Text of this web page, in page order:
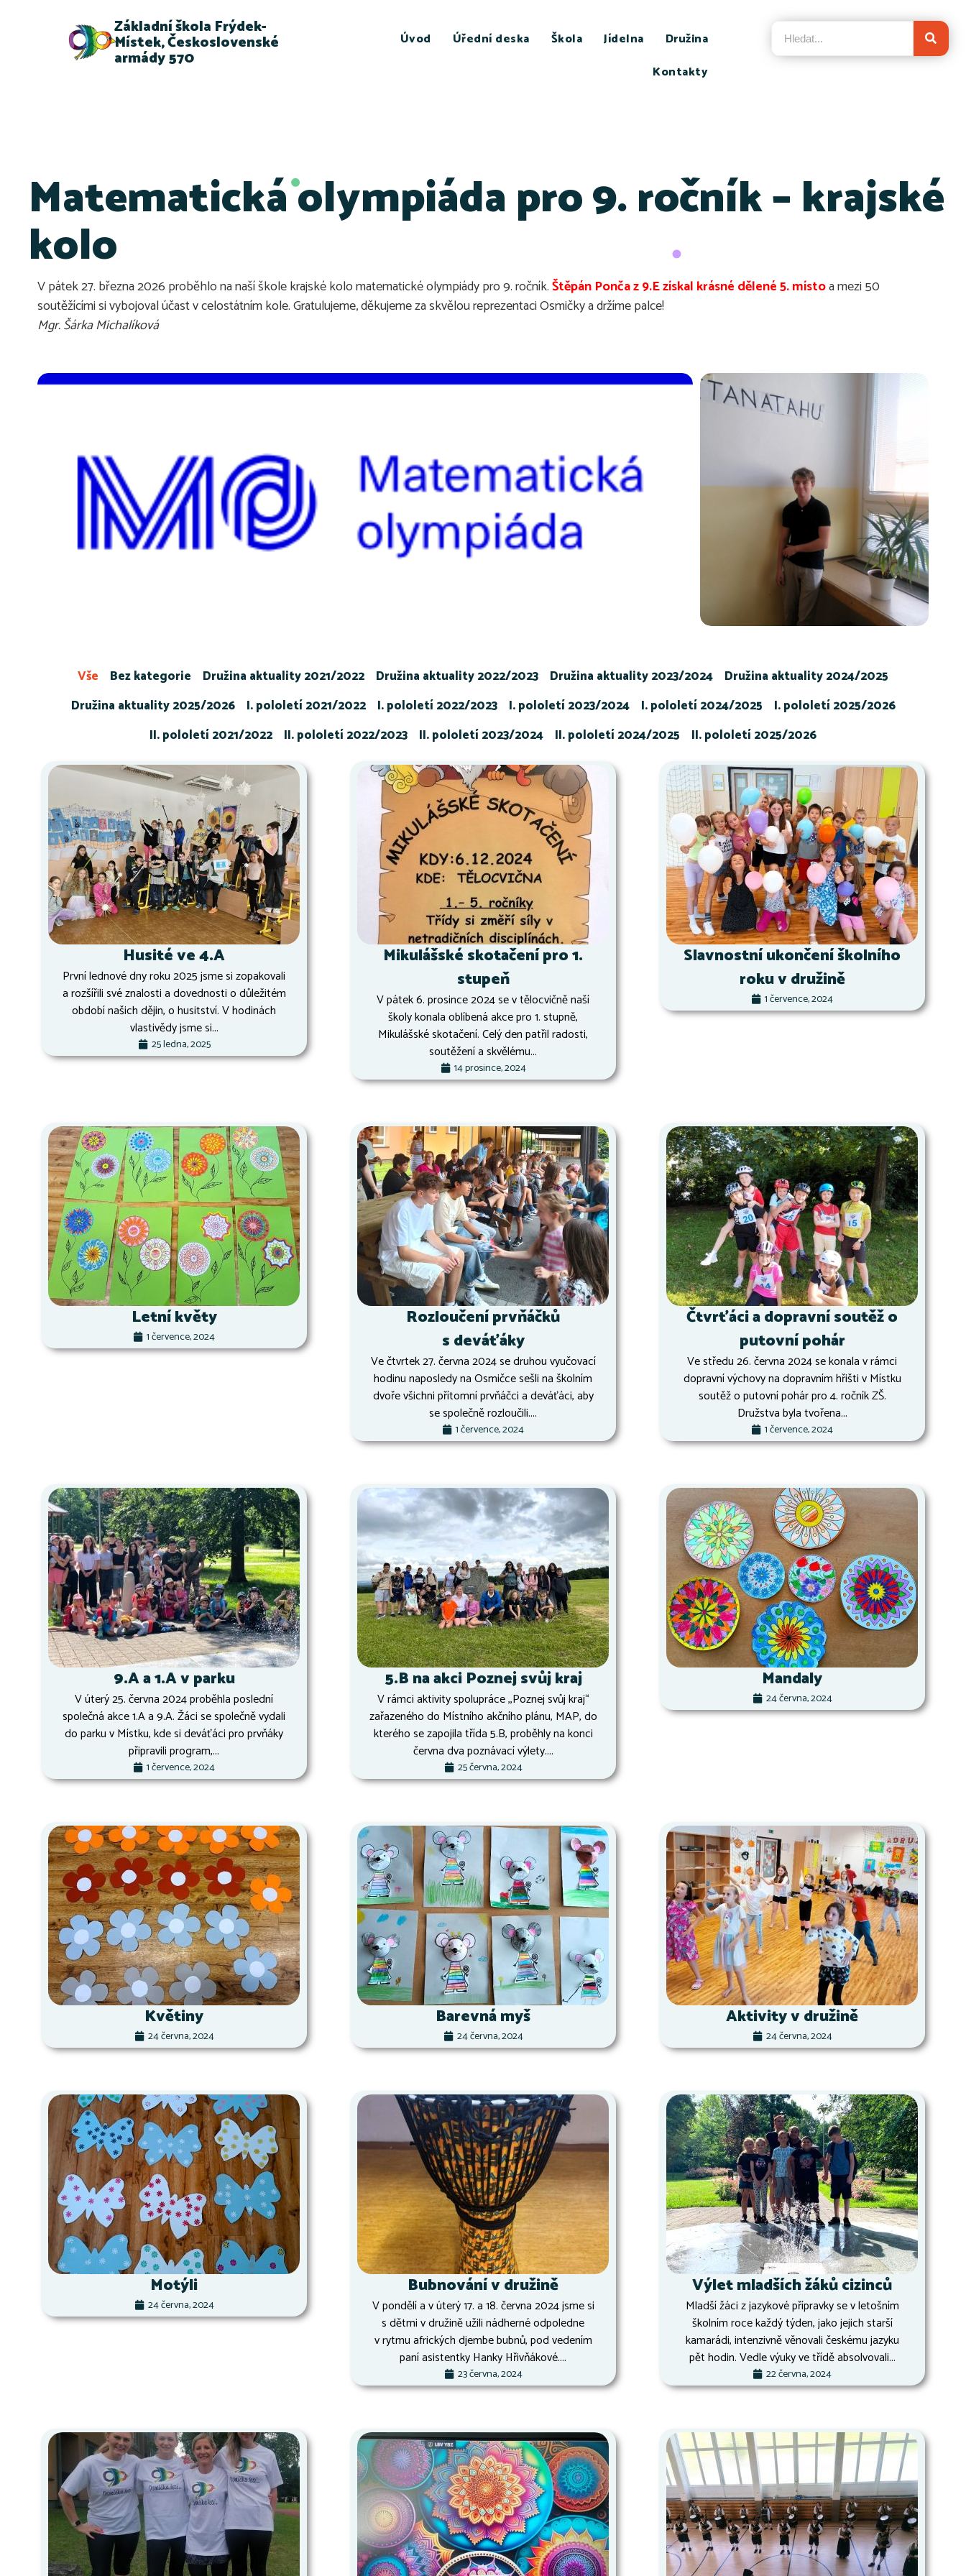
Základní škola Frýdek-
Místek, Československé
armády 570
Úvod Úřední deska Škola Jídelna
Družina
Kontakty
Matematická olympiáda pro 9. ročník – krajské
kolo
V pátek 27. března 2026 proběhlo na naší škole krajské kolo matematické olympiády pro 9. ročník.Štěpán Ponča z 9.E získal krásné dělené 5. místoa mezi 50
soutěžícími si vybojoval účast v celostátním kole. Gratulujeme, děkujeme za skvělou reprezentaci Osmičky a držíme palce!
Mgr. Šárka Michalíková
Bez kategorie Družina aktuality 2021/2022 Družina aktuality 2022/2023 Družina aktuality 2023/2024
Družina aktuality 2024/2025
Družina aktuality 2025/2026
I. pololetí 2021/2022 I. pololetí 2022/2023 I. pololetí 2023/2024 I. pololetí 2024/2025
I. pololetí 2025/2026
II. pololetí 2021/2022
II. pololetí 2022/2023 II. pololetí 2023/2024 II. pololetí 2024/2025 II. pololetí 2025/2026
Vše
Husité ve 4.A
První lednové dny roku 2025 jsme si zopakovali
a rozšířili své znalosti a dovednosti o důležitém
období našich dějin, o husitství. V hodinách
vlastivědy jsme si...
25 ledna, 2025
Mikulášské skotačení pro 1.
stupeň
V pátek 6. prosince 2024 se v tělocvičně naší
školy konala oblíbená akce pro 1. stupně,
Mikulášské skotačení. Celý den patřil radosti,
soutěžení a skvělému...
14 prosince, 2024
Slavnostní ukončení školního
roku v družině
1 července, 2024
Letní květy
1 července, 2024
Rozloučení prvňáčků
s deváťáky
Ve čtvrtek 27. června 2024 se druhou vyučovací
hodinu naposledy na Osmičce sešli na školním
dvoře všichni přítomní prvňáčci a deváťáci, aby
se společně rozloučili....
1 července, 2024
Čtvrťáci a dopravní soutěž o
putovní pohár
Ve středu 26. června 2024 se konala v rámci
dopravní výchovy na dopravním hřišti v Místku
soutěž o putovní pohár pro 4. ročník ZŠ.
Družstva byla tvořena...
1 července, 2024
9.A a 1.A v parku
V úterý 25. června 2024 proběhla poslední
společná akce 1.A a 9.A. Žáci se společně vydali
do parku v Místku, kde si deváťáci pro prvňáky
připravili program,...
1 července, 2024
5.B na akci Poznej svůj kraj
V rámci aktivity spolupráce ,,Poznej svůj kraj“
zařazeného do Místního akčního plánu, MAP, do
kterého se zapojila třída 5.B, proběhly na konci
června dva poznávací výlety....
25 června, 2024
Mandaly
24 června, 2024
Květiny
24 června, 2024
Barevná myš
24 června, 2024
Aktivity v družině
24 června, 2024
Motýli
24 června, 2024
Bubnování v družině
V pondělí a v úterý 17. a 18. června 2024 jsme si
s dětmi v družině užili nádherné odpoledne
v rytmu afrických djembe bubnů, pod vedením
paní asistentky Hanky Hřivňákové....
23 června, 2024
Výlet mladších žáků cizinců
Mladší žáci z jazykové přípravky se v letošním
školním roce každý týden, jako jejich starší
kamarádi, intenzivně věnovali českému jazyku
pět hodin. Vedle výuky ve třídě absolvovali...
22 června, 2024